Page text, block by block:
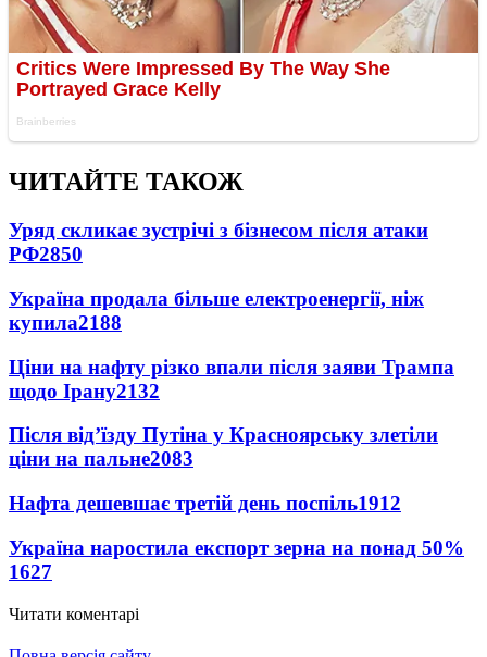
ЧИТАЙТЕ ТАКОЖ
Уряд скликає зустрічі з бізнесом після атаки
РФ2850
Україна продала більше електроенергії, ніж
купила2188
Ціни на нафту різко впали після заяви Трампа
щодо Ірану2132
Після від’їзду Путіна у Красноярську злетіли
ціни на пальне2083
Нафта дешевшає третій день поспіль1912
Україна наростила експорт зерна на понад 50%
1627
Читати коментарі